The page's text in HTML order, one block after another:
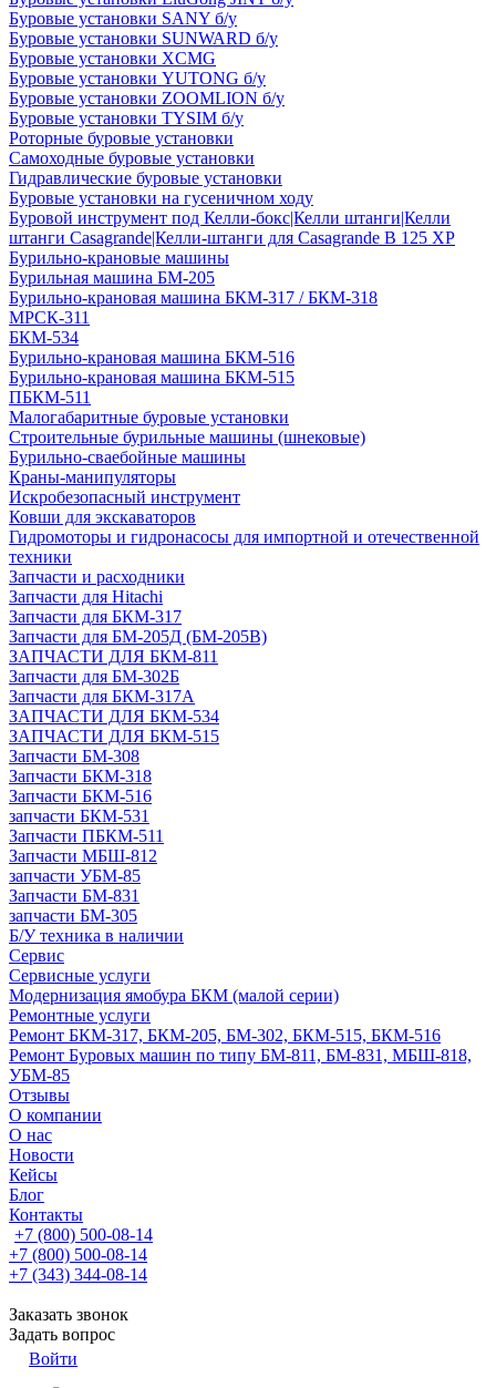
Буровые установки SANY б/у
Буровые установки SUNWARD б/у
Буровые установки XCMG
Буровые установки YUTONG б/у
Буровые установки ZOOMLION б/у
Буровые установки TYSIM б/у
Роторные буровые установки
Самоходные буровые установки
Гидравлические буровые установки
Буровые установки на гусеничном ходу
Буровой инструмент под Келли-бокс|Келли штанги|Келли
штанги Casagrande|Келли-штанги для Casagrande B 125 XP
Бурильно-крановые машины
Бурильная машина БМ-205
Бурильно-крановая машина БКМ-317 / БКМ-318
МРСК-311
БКМ-534
Бурильно-крановая машина БКМ-516
Бурильно-крановая машина БКМ-515
ПБКМ-511
Малогабаритные буровые установки
Строительные бурильные машины (шнековые)
Бурильно-сваебойные машины
Краны-манипуляторы
Искробезопасный инструмент
Ковши для экскаваторов
Гидромоторы и гидронасосы для импортной и отечественной
техники
Запчасти и расходники
Запчасти для Hitachi
Запчасти для БКМ-317
Запчасти для БМ-205Д (БМ-205В)
ЗАПЧАСТИ ДЛЯ БКМ-811
Запчасти для БМ-302Б
Запчасти для БКМ-317А
ЗАПЧАСТИ ДЛЯ БКМ-534
ЗАПЧАСТИ ДЛЯ БКМ-515
Запчасти БМ-308
Запчасти БКМ-318
Запчасти БКМ-516
запчасти БКМ-531
Запчасти ПБКМ-511
Запчасти МБШ-812
запчасти УБМ-85
Запчасти БМ-831
запчасти БМ-305
Б/У техника в наличии
Сервис
Сервисные услуги
Модернизация ямобура БКМ (малой серии)
Ремонтные услуги
Ремонт БКМ-317, БКМ-205, БМ-302, БКМ-515, БКМ-516
Ремонт Буровых машин по типу БМ-811, БМ-831, МБШ-818,
УБМ-85
Отзывы
О компании
О нас
Новости
Кейсы
Блог
Контакты
+7 (800) 500-08-14
+7 (800) 500-08-14
+7 (343) 344-08-14
Заказать звонок
Задать вопрос
Войти